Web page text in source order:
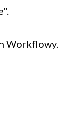
".
Workflowy.